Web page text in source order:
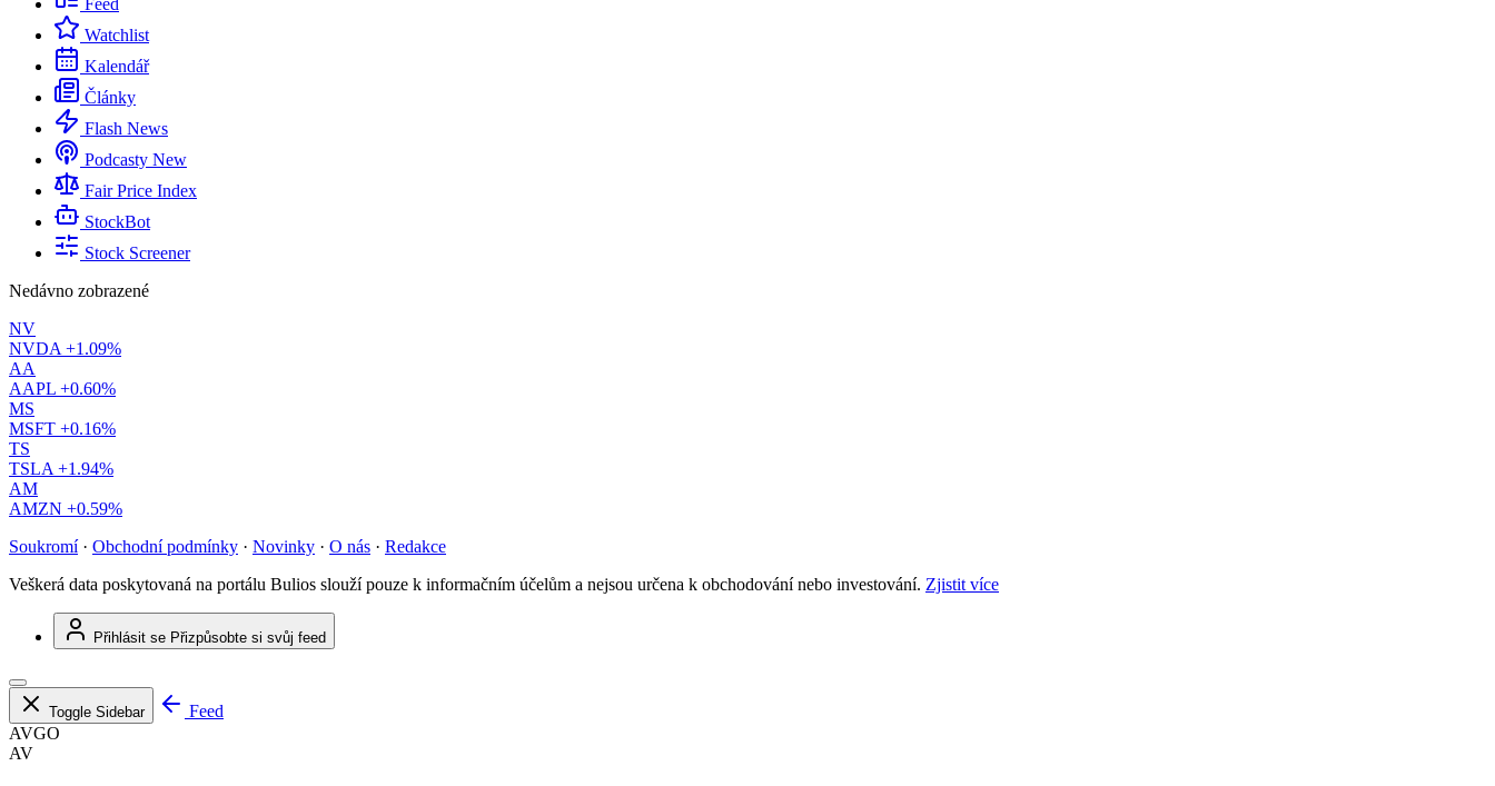
Feed
Watchlist
Kalendář
Články
Flash News
Podcasty New
Fair Price Index
StockBot
Stock Screener
Nedávno zobrazené
NV
NVDA +1.09%
AA
AAPL +0.60%
MS
MSFT +0.16%
TS
TSLA +1.94%
AM
AMZN +0.59%
Soukromí · Obchodní podmínky · Novinky · O nás · Redakce
Veškerá data poskytovaná na portálu Bulios slouží pouze k informačním účelům a nejsou určena k obchodování nebo investování. Zjistit více
Přihlásit se Přizpůsobte si svůj feed
Toggle Sidebar
Feed
AVGO
AV